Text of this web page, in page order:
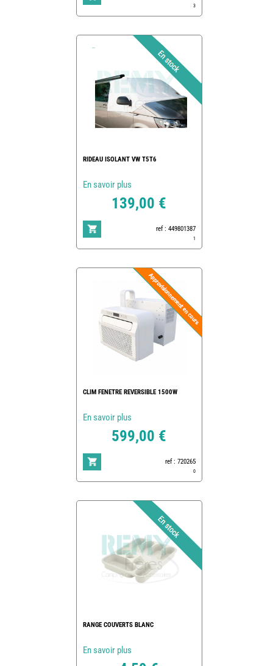
3
RIDEAU ISOLANT VW T5T6
En savoir plus
139,00 €
ref : 449801387
1
CLIM FENETRE REVERSIBLE 1500W
En savoir plus
599,00 €
ref : 720265
0
RANGE COUVERTS BLANC
En savoir plus